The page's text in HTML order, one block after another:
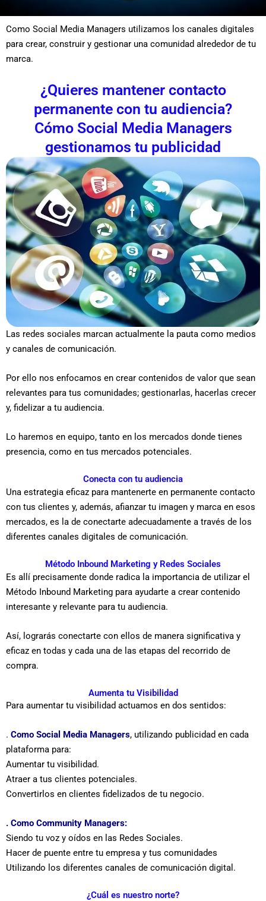
Como Social Media Managers utilizamos los canales digitales
para crear, construir y gestionar una comunidad alrededor de tu
marca.
¿Quieres mantener contacto
permanente con tu audiencia?
Cómo Social Media Managers
gestionamos tu publicidad
Las redes sociales marcan actualmente la pauta como medios
y canales de comunicación.
Por ello nos enfocamos en crear contenidos de valor que sean
relevantes para tus comunidades; gestionarlas, hacerlas crecer
y, fidelizar a tu audiencia.
Lo haremos en equipo, tanto en los mercados donde tienes
presencia, como en tus mercados potenciales.
Conecta con tu audiencia
Una estrategia eficaz para mantenerte en permanente contacto
con tus clientes y, además, afianzar tu imagen y marca en esos
mercados, es la de conectarte adecuadamente a través de los
diferentes canales digitales de comunicación.
Método Inbound Marketing y Redes Sociales
Es allí precisamente donde radica la importancia de utilizar el
Método Inbound Marketing para ayudarte a crear contenido
interesante y relevante para tu audiencia.
Así, lograrás conectarte con ellos de manera significativa y
eficaz en todas y cada una de las etapas del recorrido de
compra.
Aumenta tu Visibilidad
Para aumentar tu visibilidad actuamos en dos sentidos:
. Como Social Media Managers, utilizando publicidad en cada
plataforma para:
Aumentar tu visibilidad.
Atraer a tus clientes potenciales.
Convertirlos en clientes fidelizados de tu negocio.
. Como Community Managers:
Siendo tu voz y oídos en las Redes Sociales.
Hacer de puente entre tu empresa y tus comunidades
Utilizando los diferentes canales de comunicación digital.
¿Cuál es nuestro norte?